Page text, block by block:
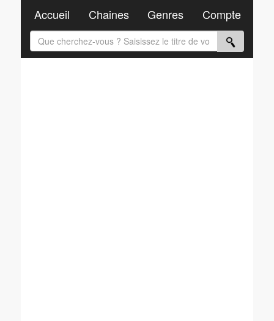
Accueil Chaines Genres Compte